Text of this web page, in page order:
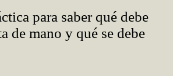
para saber qué debe
de mano y qué se debe